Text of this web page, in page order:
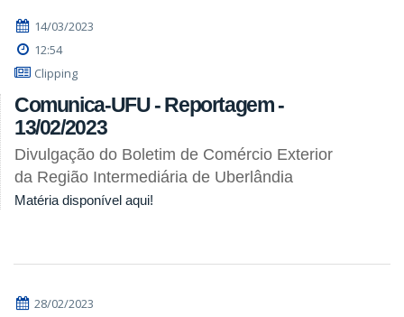
14/03/2023
12:54
Clipping
Comunica-UFU - Reportagem -
13/02/2023
Divulgação do Boletim de Comércio Exterior
da Região Intermediária de Uberlândia
Matéria disponível aqui!
28/02/2023